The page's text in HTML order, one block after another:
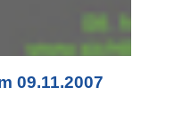
09.11.2007